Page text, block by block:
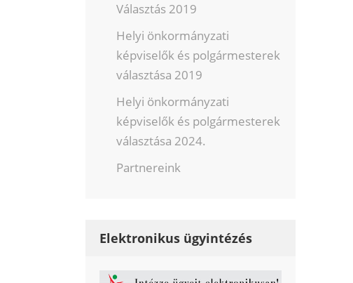
Választás 2019
Helyi önkormányzati
képviselők és polgármesterek
választása 2019
Helyi önkormányzati
képviselők és polgármesterek
választása 2024.
Partnereink
Elektronikus ügyintézés